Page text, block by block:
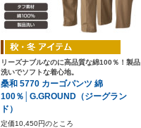
リーズナブルなのに高品質な綿100％！製品
洗いでソフトな着心地。
桑和 5770 カーゴパンツ 綿
100％│G.GROUND（ジーグラン
ド）
定価10,450円のところ